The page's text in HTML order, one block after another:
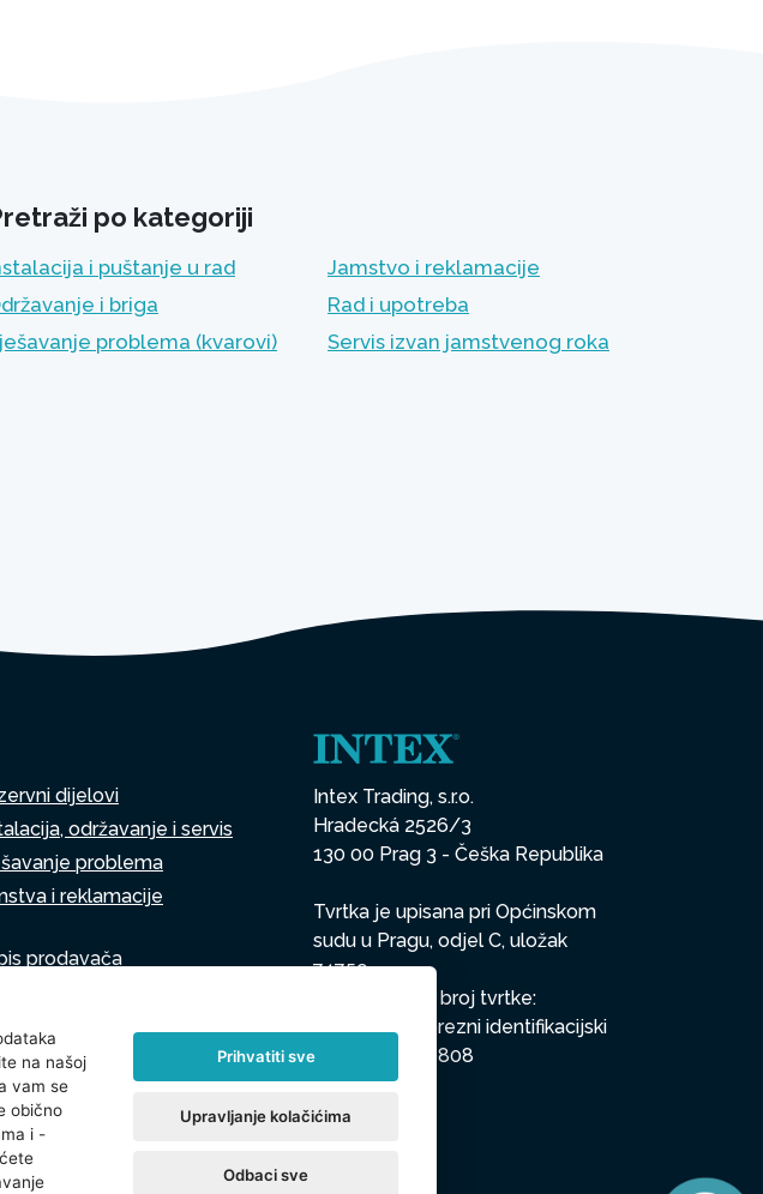
po kategoriji
i puštanje u rad
Jamstvo i reklamacije
i briga
Rad i upotreba
problema (kvarovi)
Servis izvan jamstvenog roka
dijelovi
održavanje i servis
problema
i reklamacije
prodavača
Intex Trading, s.r.o.
Hradecká 2526/3
130 00 Prag 3 - Češka Republika
Tvrtka je upisana pri Općinskom
sudu u Pragu, odjel C, uložak
74759
Identifikacijski broj tvrtke:
26150808, Porezni identifikacijski
broj: CZ26150808
na našoj
vam se
obično
i -
Prihvatiti sve
Upravljanje kolačićima
Odbaci sve